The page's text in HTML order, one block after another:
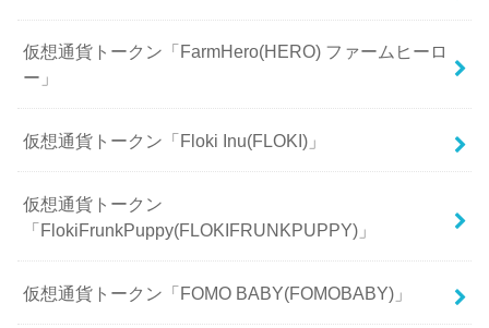
仮想通貨トークン「FarmHero(HERO) ファームヒーロ
ー」
仮想通貨トークン「Floki Inu(FLOKI)」
仮想通貨トークン
「FlokiFrunkPuppy(FLOKIFRUNKPUPPY)」
仮想通貨トークン「FOMO BABY(FOMOBABY)」